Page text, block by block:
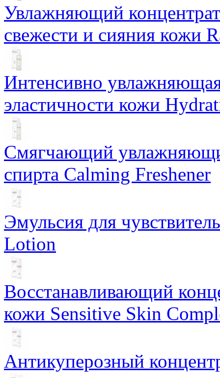
Увлажняющий
свежести и сияния кожи
Интенсивно
эластичности кожи
Смягчающий
спирта Calming Freshener
Эмульсия для
Lotion
Восстанавливающий
кожи Sensitive Skin
Антикуперозный